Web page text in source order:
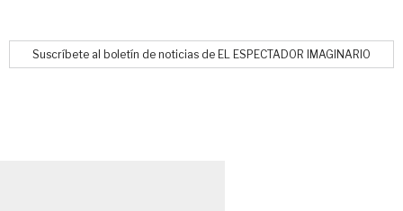
Suscríbete al boletín de noticias de EL ESPECTADOR IMAGINARIO